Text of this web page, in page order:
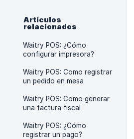
Artículos
relacionados
Waitry POS: ¿Cómo
configurar impresora?
Waitry POS: Como registrar
un pedido en mesa
Waitry POS: Como generar
una factura fiscal
Waitry POS: ¿Cómo
registrar un pago?